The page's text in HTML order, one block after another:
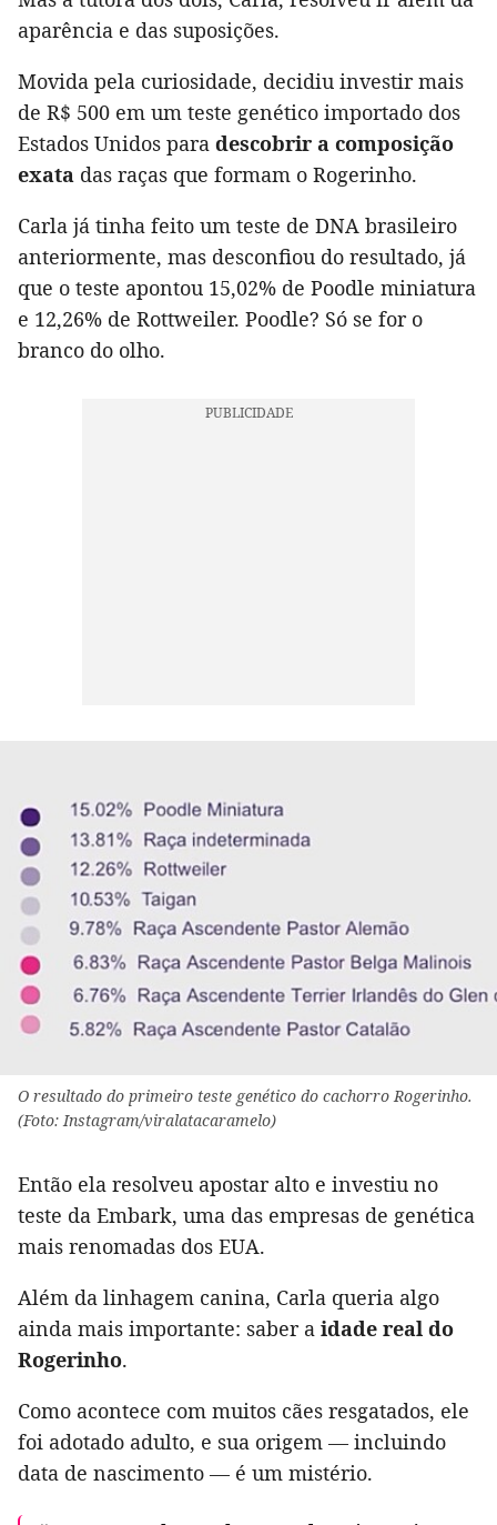
aparência e das suposições.
Movida pela curiosidade, decidiu investir mais
de R$ 500 em um teste genético importado dos
Estados Unidos para descobrir a composição
exata das raças que formam o Rogerinho.
Carla já tinha feito um teste de DNA brasileiro
anteriormente, mas desconfiou do resultado, já
que o teste apontou 15,02% de Poodle miniatura
e 12,26% de Rottweiler. Poodle? Só se for o
branco do olho.
O resultado do primeiro teste genético do cachorro Rogerinho.
(Foto: Instagram/viralatacaramelo)
Então ela resolveu apostar alto e investiu no
teste da Embark, uma das empresas de genética
mais renomadas dos EUA.
Além da linhagem canina, Carla queria algo
ainda mais importante: saber a idade real do
Rogerinho.
Como acontece com muitos cães resgatados, ele
foi adotado adulto, e sua origem — incluindo
data de nascimento — é um mistério.